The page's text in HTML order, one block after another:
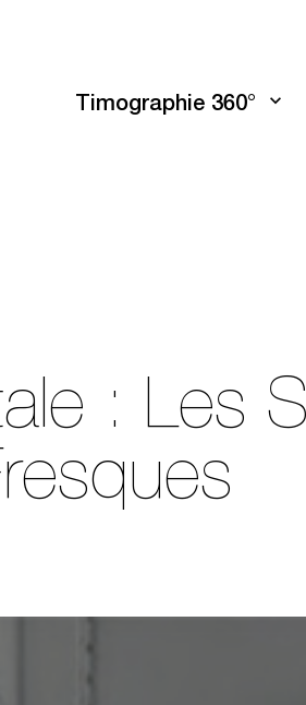
Timographie 360°
: Les